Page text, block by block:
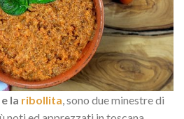
e la ribollita, sono due minestre di